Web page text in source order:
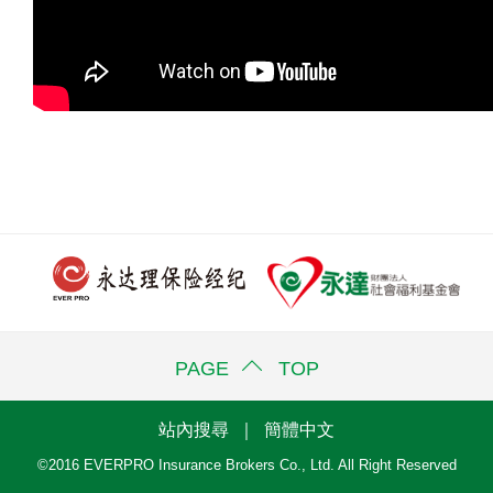
PAGE TOP
站內搜尋 簡體中文
©2016 EVERPRO Insurance Brokers Co., Ltd. All Right Reserved